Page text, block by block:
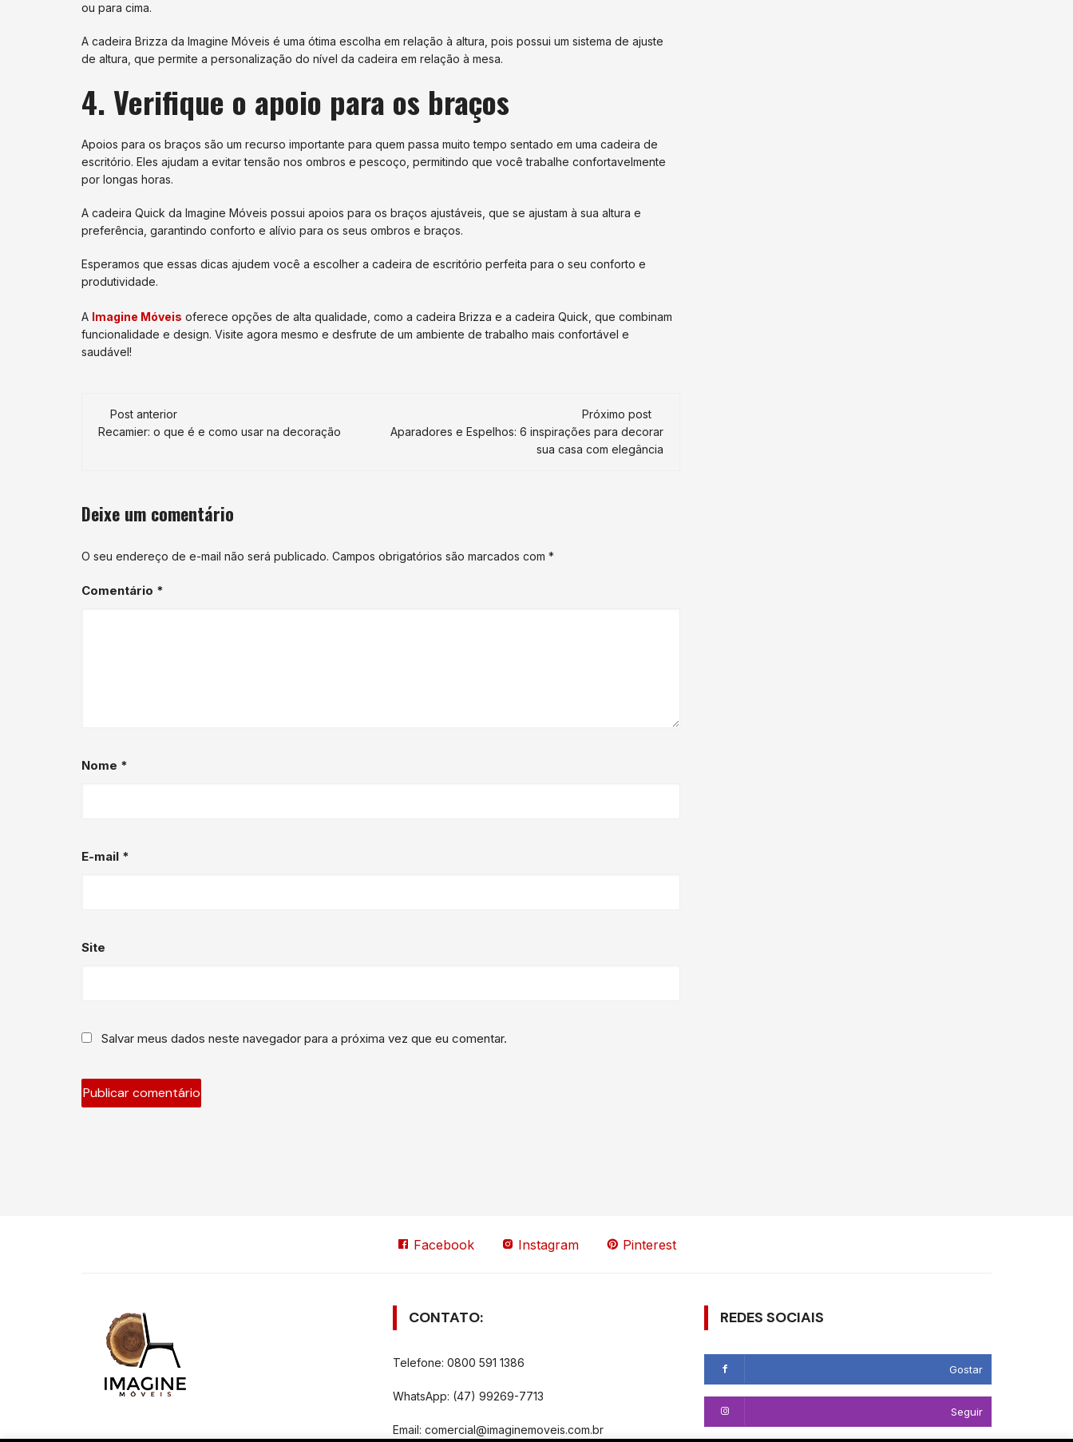
ou para cima.
A cadeira Brizza da Imagine Móveis é uma ótima escolha em relação à altura, pois possui um sistema de ajuste
de altura, que permite a personalização do nível da cadeira em relação à mesa.
4. Verifique o apoio para os braços
Apoios para os braços são um recurso importante para quem passa muito tempo sentado em uma cadeira de
escritório. Eles ajudam a evitar tensão nos ombros e pescoço, permitindo que você trabalhe confortavelmente
por longas horas.
A cadeira Quick da Imagine Móveis possui apoios para os braços ajustáveis, que se ajustam à sua altura e
preferência, garantindo conforto e alívio para os seus ombros e braços.
Esperamos que essas dicas ajudem você a escolher a cadeira de escritório perfeita para o seu conforto e
produtividade.
A Imagine Móveis oferece opções de alta qualidade, como a cadeira Brizza e a cadeira Quick, que combinam
funcionalidade e design. Visite agora mesmo e desfrute de um ambiente de trabalho mais confortável e
saudável!
Navegação
de
Post anterior
Recamier: o que é e como usar na decoração
Próximo post
Aparadores e Espelhos: 6 inspirações para decorar
sua casa com elegância
Deixe um comentário
O seu endereço de e-mail não será publicado. Campos obrigatórios são marcados com *
Comentário *
Nome *
E-mail *
Site
Salvar meus dados neste navegador para a próxima vez que eu comentar.
Facebook Instagram Pinterest
CONTATO:
Telefone: 0800 591 1386
WhatsApp: (47) 99269-7713
Email: comercial@imaginemoveis.com.br
REDES SOCIAIS
Gostar
Seguir